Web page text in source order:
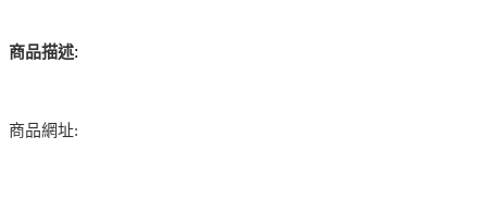
商品描述:
商品網址: